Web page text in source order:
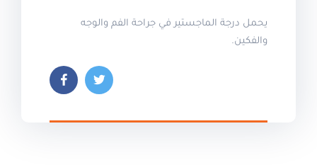
يحمل درجة الماجستير في جراحة الفم والوجه
والفكين.